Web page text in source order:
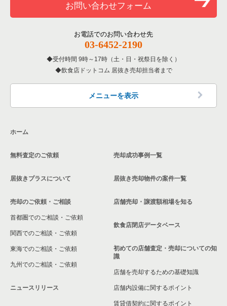
居酒屋・ダイニングバーの居抜き売却物件の案件一覧
専門料理の居抜き売却物件の案件一覧
洋食の居抜き売却物件の案件一覧
その他の居抜き売却物件の案件一覧
お問い合わせフォーム
お電話でのお問い合わせ先
03-6452-2190
受付時間 9時～17時（土・日・祝祭日を除く）
飲食店ドットコム 居抜き売却担当者まで
メニューを表示
ホーム
無料査定のご依頼
居抜きプラスについて
売却のご依頼・ご相談
首都圏でのご相談・ご依頼
関西でのご相談・ご依頼
東海でのご相談・ご依頼
九州でのご相談・ご依頼
ニュースリリース
売却成功事例一覧
居抜き売却物件の案件一覧
店舗売却・譲渡額相場を知る
飲食店閉店データベース
初めての店舗査定・売却についての知
識
店舗を売却するための基礎知識
店舗内設備に関するポイント
賃貸借契約に関するポイント